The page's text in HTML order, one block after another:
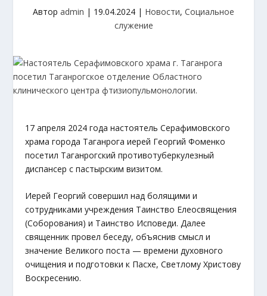
Автор admin | 19.04.2024 | Новости, Социальное
служение
17 апреля 2024 года настоятель Серафимовского
храма города Таганрога иерей Георгий Фоменко
посетил Таганрогский противотуберкулезный
диспансер с пастырским визитом.
Иерей Георгий совершил над болящими и
сотрудниками учреждения Таинство Елеосвящения
(Соборования) и Таинство Исповеди. Далее
священник провел беседу, объяснив смысл и
значение Великого поста — времени духовного
очищения и подготовки к Пасхе, Светлому Христову
Воскресению.